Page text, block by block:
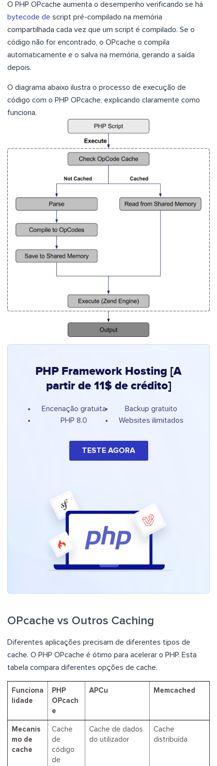
O PHP OPcache aumenta o desempenho verificando se há
bytecode de script pré-compilado na memória
compartilhada cada vez que um script é compilado. Se o
código não for encontrado, o OPcache o compila
automaticamente e o salva na memória, gerando a saída
depois.
O diagrama abaixo ilustra o processo de execução de
código com o PHP OPcache, explicando claramente como
funciona.
PHP Framework Hosting [A
partir de 11$ de crédito]
Encenação gratuita
Backup gratuito
PHP 8.0
Websites ilimitados
TESTE AGORA
OPcache vs Outros Caching
Diferentes aplicações precisam de diferentes tipos de
cache. O PHP OPcache é ótimo para acelerar o PHP. Esta
tabela compara diferentes opções de cache.
Funciona
lidade
PHP
OPcach
e
APCu Memcached
Mecanis
mo de
cache
Cache
de
código
de
Cache de dados
do utilizador
Cache
distribuída